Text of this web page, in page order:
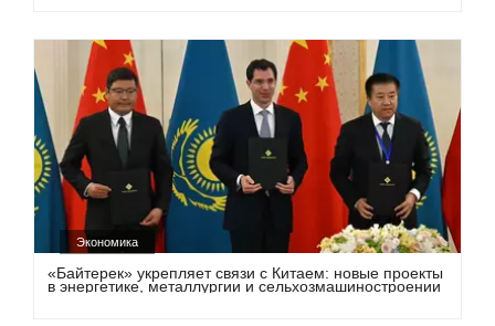
Экономика
«Байтерек» укрепляет связи с Китаем: новые проекты
в энергетике, металлургии и сельхозмашиностроении